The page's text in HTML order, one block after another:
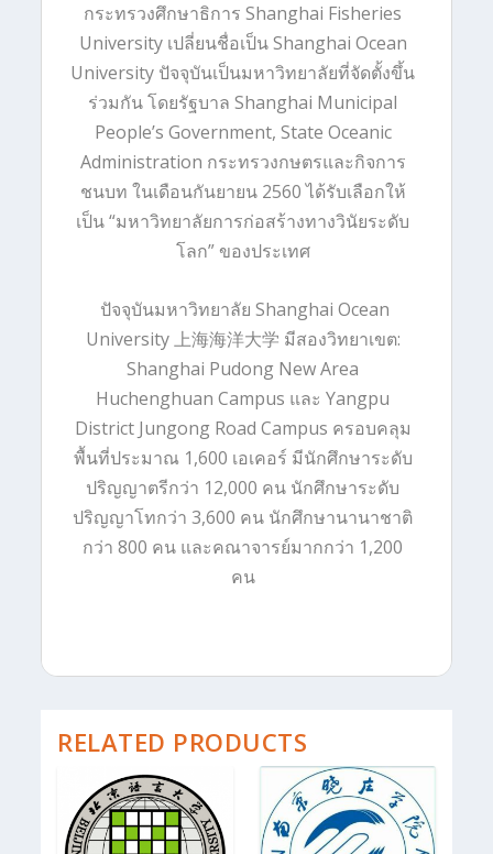
กระทรวงศึกษาธิการ Shanghai Fisheries
University เปลี่ยนชื่อเป็น Shanghai Ocean
University ปัจจุบันเป็นมหาวิทยาลัยที่จัดตั้งขึ้น
ร่วมกัน โดยรัฐบาล Shanghai Municipal
People’s Government, State Oceanic
Administration กระทรวงกษตรและกิจการ
ชนบท ในเดือนกันยายน 2560 ได้รับเลือกให้
เป็น “มหาวิทยาลัยการก่อสร้างทางวินัยระดับ
โลก” ของประเทศ
ปัจจุบันมหาวิทยาลัย Shanghai Ocean
University上海海洋大学 มีสองวิทยาเขต:
Shanghai Pudong New Area
Huchenghuan Campus และ Yangpu
District Jungong Road Campus ครอบคลุม
พื้นที่ประมาณ 1,600 เอเคอร์ มีนักศึกษาระดับ
ปริญญาตรีกว่า 12,000 คน นักศึกษาระดับ
ปริญญาโทกว่า 3,600 คน นักศึกษานานาชาติ
กว่า 800 คน และคณาจารย์มากกว่า 1,200
คน
RELATED PRODUCTS